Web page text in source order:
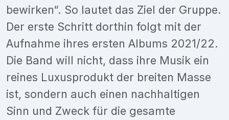
bewirken“. So lautet das Ziel der Gruppe.
Der erste Schritt dorthin folgt mit der
Aufnahme ihres ersten Albums 2021/22.
Die Band will nicht, dass ihre Musik ein
reines Luxusprodukt der breiten Masse
ist, sondern auch einen nachhaltigen
Sinn und Zweck für die gesamte